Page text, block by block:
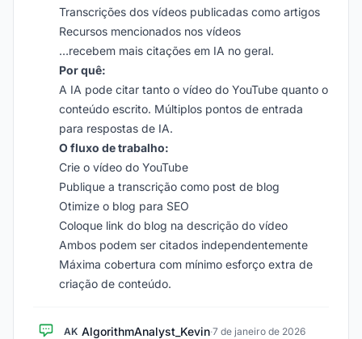
Transcrições dos vídeos publicadas como artigos
Recursos mencionados nos vídeos
…recebem mais citações em IA no geral.
Por quê:
A IA pode citar tanto o vídeo do YouTube quanto o
conteúdo escrito. Múltiplos pontos de entrada
para respostas de IA.
O fluxo de trabalho:
Crie o vídeo do YouTube
Publique a transcrição como post de blog
Otimize o blog para SEO
Coloque link do blog na descrição do vídeo
Ambos podem ser citados independentemente
Máxima cobertura com mínimo esforço extra de
criação de conteúdo.
AK AlgorithmAnalyst_Kevin·7 de janeiro de 2026